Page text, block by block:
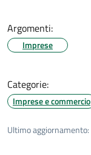
Argomenti:
Imprese
Categorie:
Imprese e commercio
Ultimo aggiornamento: